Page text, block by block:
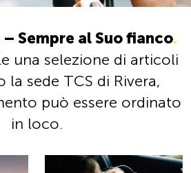
– Sempre al Suo fianco.
una selezione di articoli
la sede TCS di Rivera,
può essere ordinato
in loco.